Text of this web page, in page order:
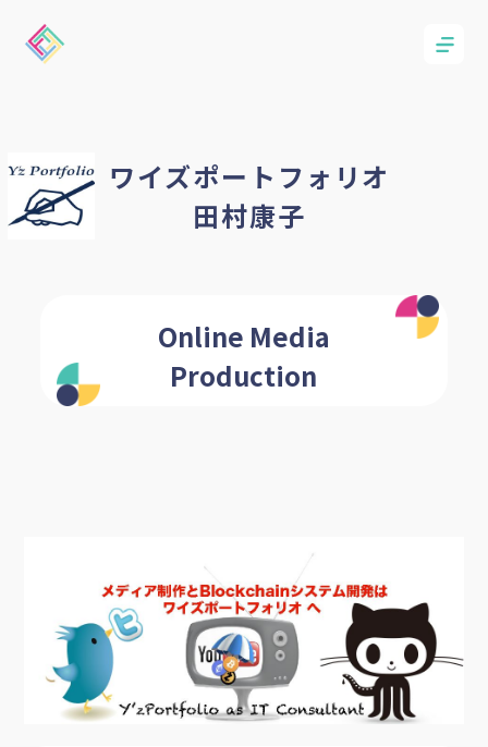
ワイズポートフォリオ
田村康子
Online Media
Production